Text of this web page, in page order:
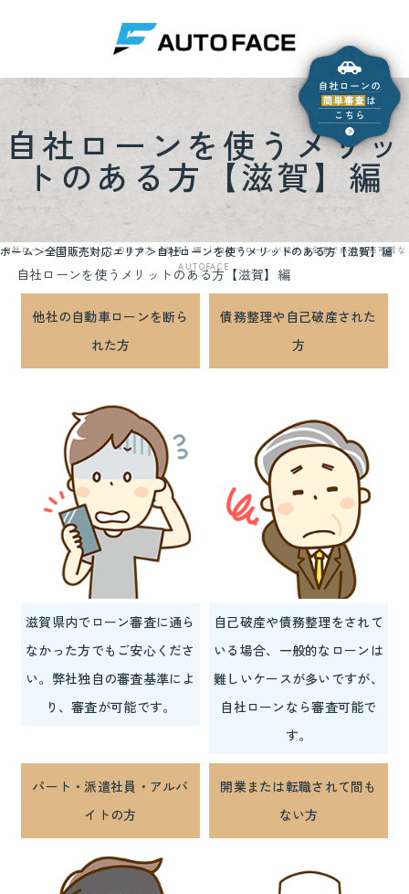
自社ローンを使うメリッ
トのある方【滋賀】編
自社ローンを使うメリットのある方【滋賀】編 ｜自社でローンが組める全国で車の販売可能な
AUTOFACE
ホーム 全国販売対応エリア 自社ローンを使うメリットのある方【滋賀】編
自社ローンを使うメリットのある方【滋賀】編
他社の自動車ローンを断ら
れた方
滋賀県内でローン審査に通ら
なかった方でもご安心くださ
い。弊社独自の審査基準によ
り、審査が可能です。
債務整理や自己破産された
方
自己破産や債務整理をされて
いる場合、一般的なローンは
難しいケースが多いですが、
自社ローンなら審査可能で
す。
パート・派遣社員・アルバ
イトの方
開業または転職されて間も
ない方